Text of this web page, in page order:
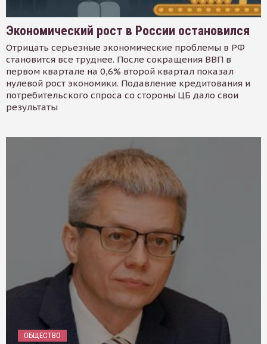
Экономический рост в России остановился
Отрицать серьезные экономические проблемы в РФ
становится все труднее. После сокращения ВВП в
первом квартале на 0,6% второй квартал показал
нулевой рост экономики. Подавление кредитования и
потребительского спроса со стороны ЦБ дало свои
результаты
ОБЩЕСТВО